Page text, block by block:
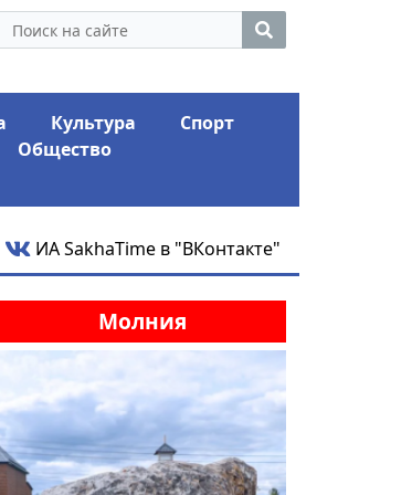
стал основным
03.08.2026
Культура
Спорт
Общество
ИА SakhaTime в "ВКонтакте"
Молния